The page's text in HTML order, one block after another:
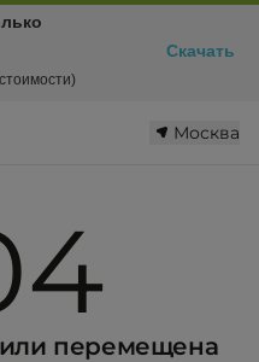
Москва
перемещена
Скачать